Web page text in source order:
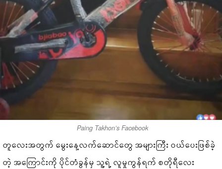
Paing Takhon’s Facebook
တူလေးအတွက် မွေးနေ့လက်ဆောင်တွေ အများကြီး ဝယ်ပေးဖြစ်ခဲ့
တဲ့ အကြောင်းကို ပိုင်တံခွန်မှ သူ့ရဲ့ လူမှုကွန်ရက် စတိုရီလေး